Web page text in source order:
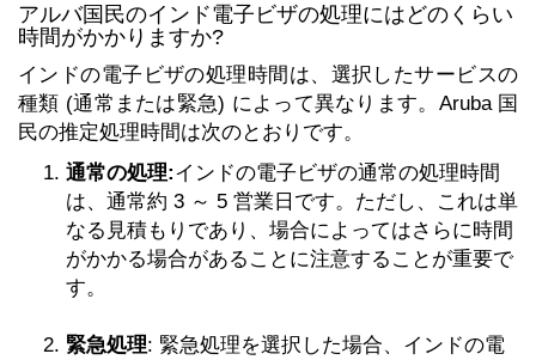
アルバ国民のインド電子ビザの処理にはどのくらい
時間がかかりますか?
インドの電子ビザの処理時間は、選択したサービスの
種類 (通常または緊急) によって異なります。Aruba 国
民の推定処理時間は次のとおりです。
通常の処理:インドの電子ビザの通常の処理時間
は、通常約 3 ～ 5 営業日です。ただし、これは単
なる見積もりであり、場合によってはさらに時間
がかかる場合があることに注意することが重要で
す。
緊急処理: 緊急処理を選択した場合、インドの電